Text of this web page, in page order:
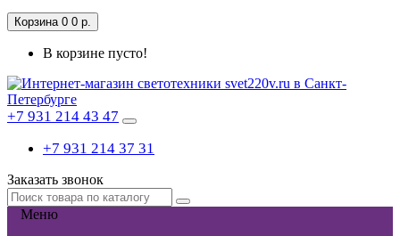
Корзина 0 0 р.
В корзине пусто!
+7 931 214 43 47
+7 931 214 37 31
Заказать звонок
Меню